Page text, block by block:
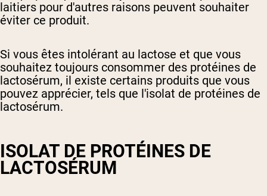
laitiers pour d'autres raisons peuvent souhaiter
éviter ce produit.
Si vous êtes intolérant au lactose et que vous
souhaitez toujours consommer des protéines de
lactosérum, il existe certains produits que vous
pouvez apprécier, tels que l'isolat de protéines de
lactosérum.
ISOLAT DE PROTÉINES DE
LACTOSÉRUM